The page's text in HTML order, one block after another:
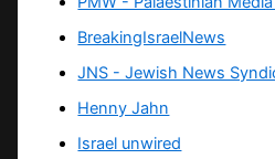
BreakingIsraelNews
JNS - Jewish News
Henny Jahn
Israel unwired